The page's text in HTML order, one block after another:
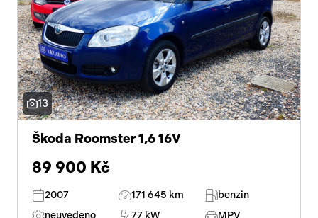
13
Škoda Roomster 1,6 16V
89 900 Kč
2007 171 645 km
benzin